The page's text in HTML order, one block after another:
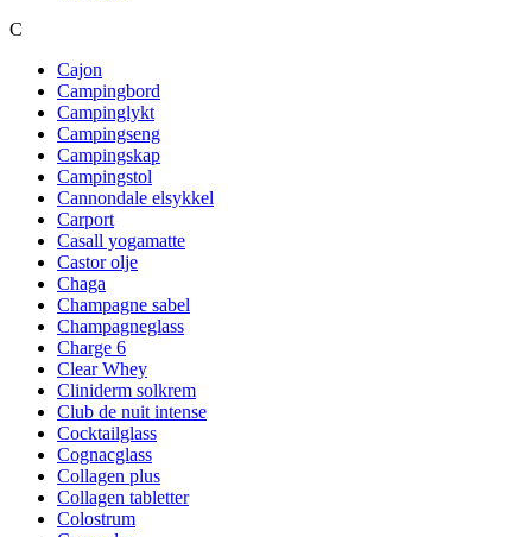
C
Cajon
Campingbord
Campinglykt
Campingseng
Campingskap
Campingstol
Cannondale elsykkel
Carport
Casall yogamatte
Castor olje
Chaga
Champagne sabel
Champagneglass
Charge 6
Clear Whey
Cliniderm solkrem
Club de nuit intense
Cocktailglass
Cognacglass
Collagen plus
Collagen tabletter
Colostrum